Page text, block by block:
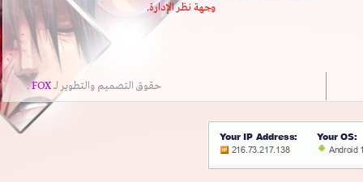
وجهة نظر الإدارة.
حقوق التصميم والتطوير لــFOX
.